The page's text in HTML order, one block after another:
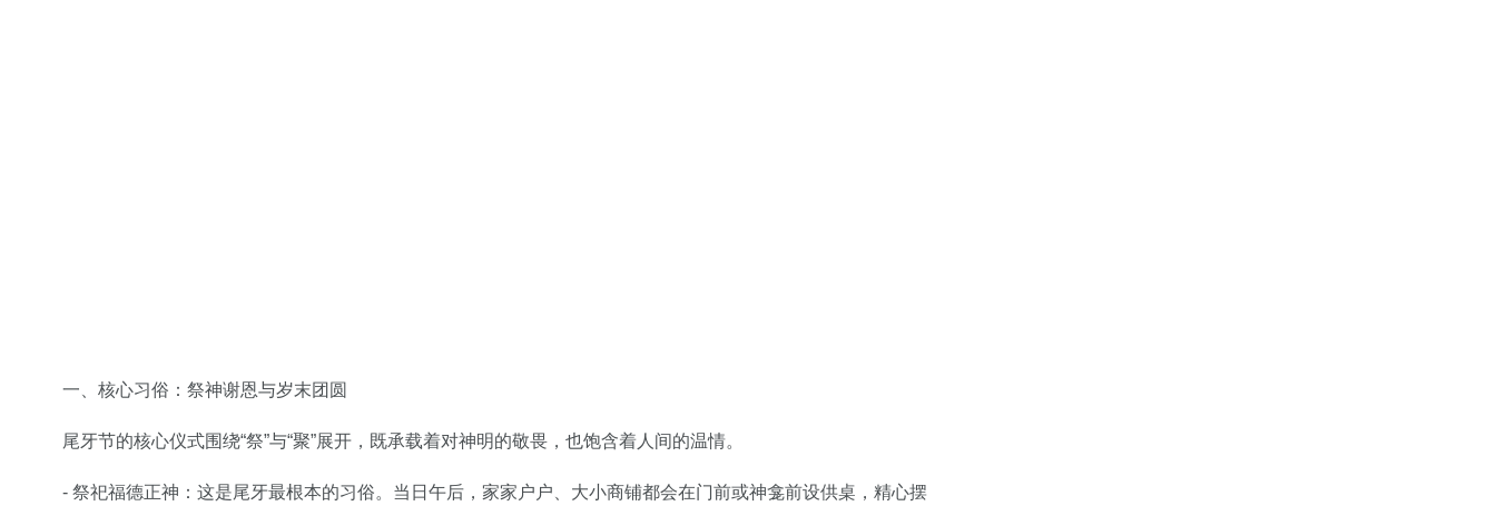
一、核心习俗：祭神谢恩与岁末团圆
尾牙节的核心仪式围绕“祭”与“聚”展开，既承载着对神明的敬畏，也饱含着人间的温情。
- 祭祀福德正神：这是尾牙最根本的习俗。当日午后，家家户户、大小商铺都会在门前或神龛前设供桌，精心摆